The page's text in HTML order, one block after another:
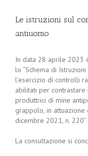
Le istruzioni sul
antiuomo
In data 28 aprile 2023
lo “Schema di Istruzioni
l’esercizio di controlli
abilitati per
produttrici di mine
grappolo, in
dicembre 2021, n. 220”
La consultazione si